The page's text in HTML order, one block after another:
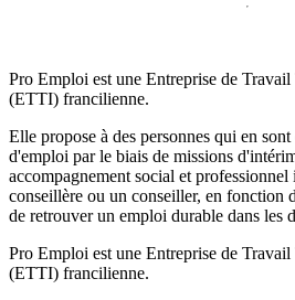
Pro Emploi est une Entreprise de
(ETTI) francilienne.
Elle propose à des personnes qui en
d'emploi par le biais de missions
accompagnement social et
conseillère ou un conseiller, en fonction
de retrouver un emploi durable dans les
Pro Emploi est une Entreprise de
(ETTI) francilienne.